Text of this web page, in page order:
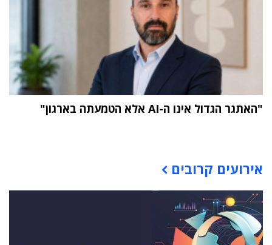
"האתגר הגדול אינו ה-AI אלא הטמעתה בארגון"
אירועים קרובים